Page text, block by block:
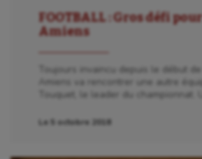
Cyclisme
Equitation
FOOTBALL : Gros défi pour
Amiens
Toujours invaincu depuis le début de
Amiens va rencontrer une autre
Touquet, le leader du championnat.
Le 5 octobre 2018